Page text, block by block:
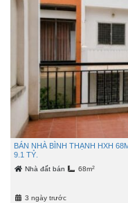
BÁN NHÀ BÌNH THẠNH HXH
9.1 TỶ.
Nhà đất bán 68m2
3 ngày trước